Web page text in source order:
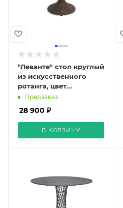
"Леванте" стол круглый
из искусственного
ротанга, цвет
коричневый
Предзаказ
28 900 ₽
В КОРЗИНУ